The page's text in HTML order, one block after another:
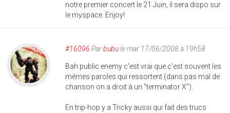
notre premier concert le 21 Juin, il sera dispo sur
le myspace. Enjoy!
#16096 Parbubule mar 17/06/2008 à 19h58
Bah public enemy c'est vrai que c'est souvent les
mêmes paroles qui ressortent (dans pas mal de
chanson on a droit à un "terminator X").
En trip-hop y a Tricky aussi qui fait des trucs